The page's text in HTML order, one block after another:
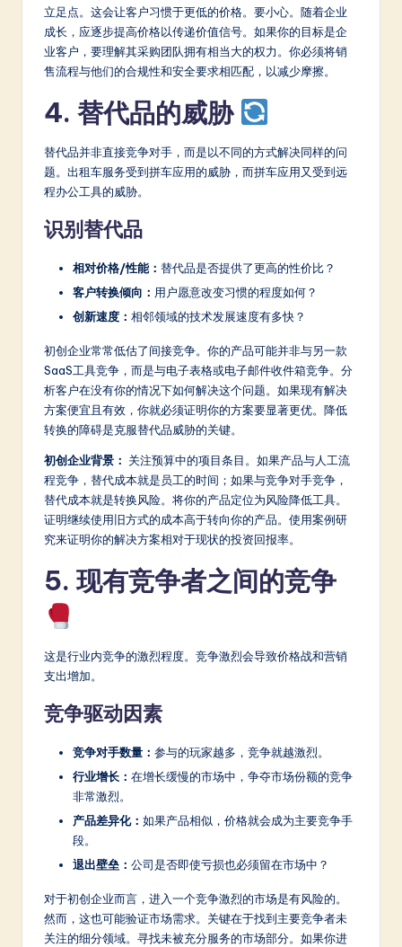
立足点。这会让客户习惯于更低的价格。要小心。随着企业
成长，应逐步提高价格以传递价值信号。如果你的目标是企
业客户，要理解其采购团队拥有相当大的权力。你必须将销
售流程与他们的合规性和安全要求相匹配，以减少摩擦。
4. 替代品的威胁
替代品并非直接竞争对手，而是以不同的方式解决同样的问
题。出租车服务受到拼车应用的威胁，而拼车应用又受到远
程办公工具的威胁。
识别替代品
相对价格/性能： 替代品是否提供了更高的性价比？
客户转换倾向： 用户愿意改变习惯的程度如何？
创新速度： 相邻领域的技术发展速度有多快？
初创企业常常低估了间接竞争。你的产品可能并非与另一款
SaaS工具竞争，而是与电子表格或电子邮件收件箱竞争。分
析客户在没有你的情况下如何解决这个问题。如果现有解决
方案便宜且有效，你就必须证明你的方案要显著更优。降低
转换的障碍是克服替代品威胁的关键。
初创企业背景： 关注预算中的项目条目。如果产品与人工流
程竞争，替代成本就是员工的时间；如果与竞争对手竞争，
替代成本就是转换风险。将你的产品定位为风险降低工具。
证明继续使用旧方式的成本高于转向你的产品。使用案例研
究来证明你的解决方案相对于现状的投资回报率。
5. 现有竞争者之间的竞争
这是行业内竞争的激烈程度。竞争激烈会导致价格战和营销
支出增加。
竞争驱动因素
竞争对手数量： 参与的玩家越多，竞争就越激烈。
行业增长： 在增长缓慢的市场中，争夺市场份额的竞争
非常激烈。
产品差异化： 如果产品相似，价格就会成为主要竞争手
段。
退出壁垒： 公司是否即使亏损也必须留在市场中？
对于初创企业而言，进入一个竞争激烈的市场是有风险的。
然而，这也可能验证市场需求。关键在于找到主要竞争者未
关注的细分领域。寻找未被充分服务的市场部分。如果你进